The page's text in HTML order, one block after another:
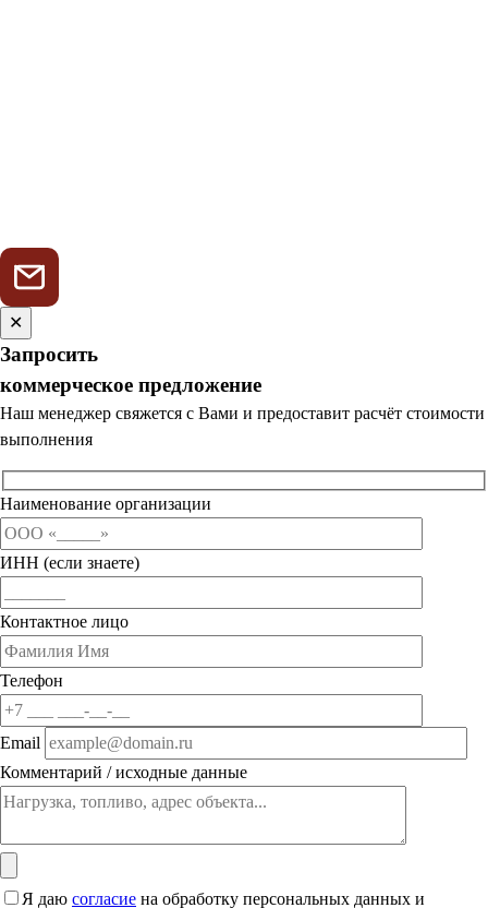
✕
Запросить
коммерческое предложение
Наш менеджер свяжется с Вами и предоставит расчёт стоимости
выполнения
Наименование организации
ИНН (если знаете)
Контактное лицо
Телефон
Email
Комментарий / исходные данные
Я даю согласие на обработку персональных данных и